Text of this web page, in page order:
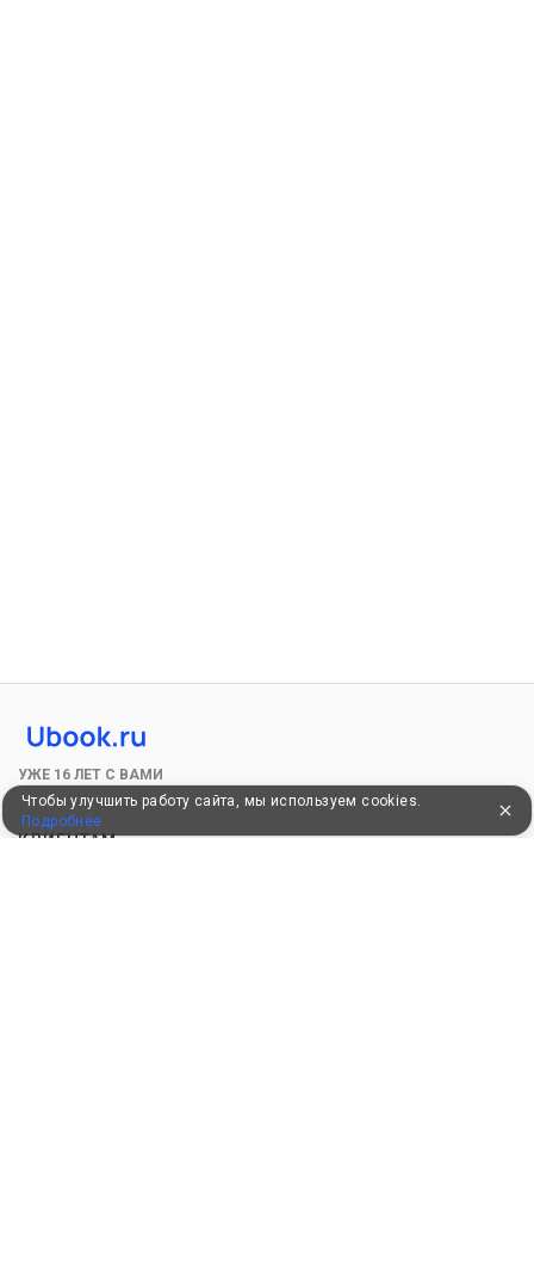
УЖЕ 16 ЛЕТ С ВАМИ
КЛИЕНТАМ
Чтобы улучшить работу сайта, мы используем cookies.
Подробнее